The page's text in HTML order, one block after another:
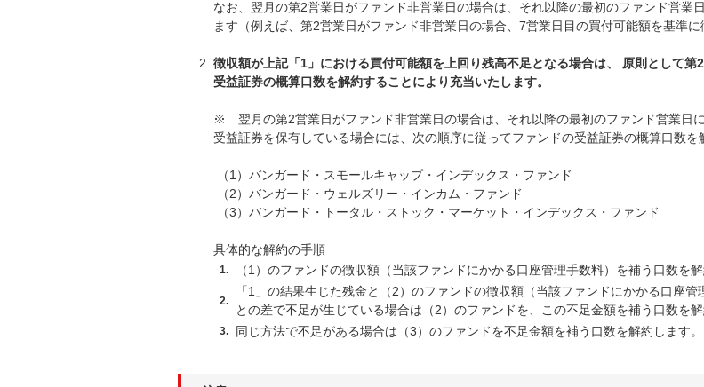
なお、翌月の第2営業日がファンド非営業日の場合は、それ以降の最初のファンド営業
ます（例えば、第2営業日がファンド非営業日の場合、7営業日目の買付可能額を基準に
徴収額が上記「1」における買付可能額を上回り残高不足となる場合は、 原則として
受益証券の概算口数を解約することにより充当いたします。
※ 翌月の第2営業日がファンド非営業日の場合は、それ以降の最初のファンド営業日
受益証券を保有している場合には、次の順序に従ってファンドの受益証券の概算口数を
（1）バンガード・スモールキャップ・インデックス・ファンド
（2）バンガード・ウェルズリー・インカム・ファンド
（3）バンガード・トータル・ストック・マーケット・インデックス・ファンド
具体的な解約の手順
1. （1）のファンドの徴収額（当該ファンドにかかる口座管理手数料）を補う口数を解
2.
「1」の結果生じた残金と（2）のファンドの徴収額（当該ファンドにかかる口座管
との差で不足が生じている場合は（2）のファンドを、この不足金額を補う口数を解
3. 同じ方法で不足がある場合は（3）のファンドを不足金額を補う口数を解約します。